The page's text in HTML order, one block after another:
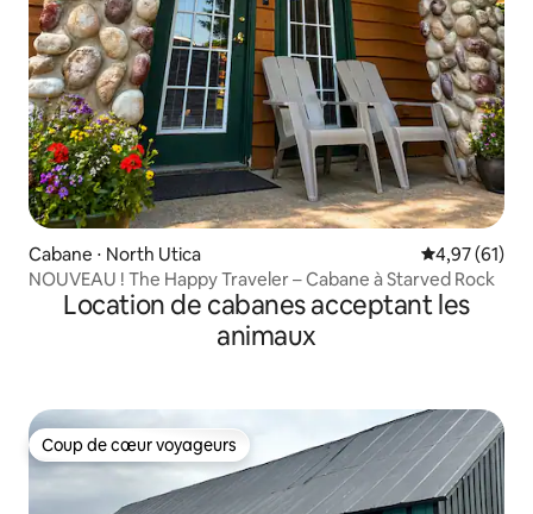
Cabane ⋅ North Utica Évaluation
4,97 (61)
NOUVEAU ! The Happy Traveler – Cabane à Starved Rock
Location de cabanes acceptant les
animaux
Coup de cœur voyageurs
Coup de cœur voyageurs